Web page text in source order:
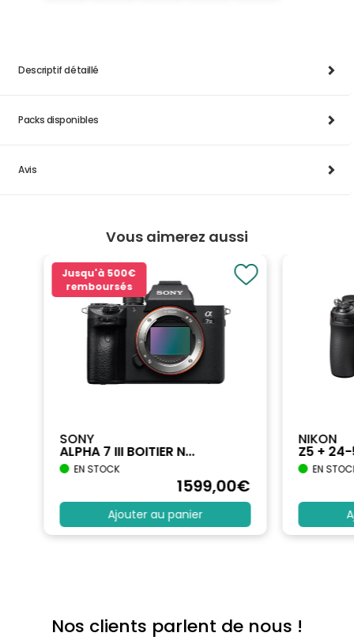
Descriptif détaillé
Packs disponibles
Avis
Vous aimerez aussi
Jusqu'à 500€
remboursés
SONY
ALPHA 7 III BOITIER N...
EN STOCK
1599,00€
Ajouter au panier
NIKON
Z5 +
EN
Nos clients parlent de nous !